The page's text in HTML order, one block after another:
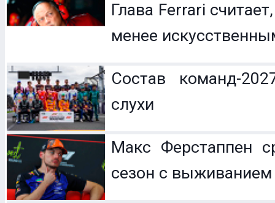
Глава Ferrari
менее
Состав команд-
слухи
Макс Ферстаппен
сезон с выживанием